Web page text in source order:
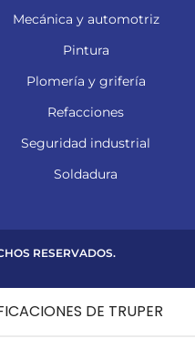
Mecánica y automotriz
Pintura
Plomería y grifería
Refacciones
Seguridad industrial
Soldadura
RESERVADOS.
DE TRUPER